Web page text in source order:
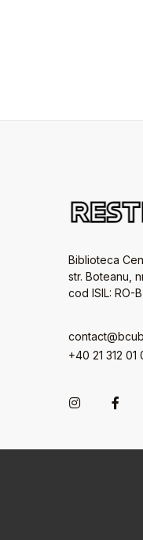
Biblioteca
str. Boteanu,
cod ISIL: RO-
+40 21 312 01